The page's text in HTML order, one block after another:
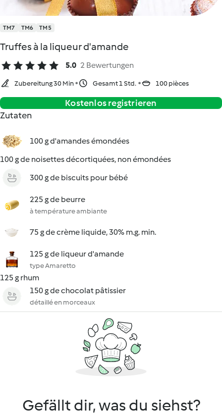
TM7 TM6 TM5
Truffes à la liqueur d'amande
5.0 2 Bewertungen
Zubereitung 30 Min Gesamt 1 Std. 100 pièces
Kostenlos registrieren
Zutaten
100 g d'amandes émondées
100 g de noisettes décortiquées, non émondées
300 g de biscuits pour bébé
225 g de beurre
à température ambiante
75 g de crème liquide, 30% m.g. min.
125 g de liqueur d'amande
type Amaretto
125 g rhum
150 g de chocolat pâtissier
détaillé en morceaux
Gefällt dir, was du siehst?